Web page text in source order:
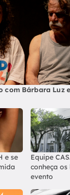
com Bárbara Luz
e se
Equipe
conheça
evento